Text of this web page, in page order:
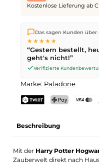
Kostenlose Lieferung ab
Wir versenden direkt aus
ist die Lieferung
werden noch am selben
nächsten Werktagmit
Das sagen Kunden über
★★★★★
“Gestern bestellt,
geht's nicht!”
Verifizierte
Marke: Paladone
Beschreibung
Mit der Harry Potter
Zauberwelt direkt nach